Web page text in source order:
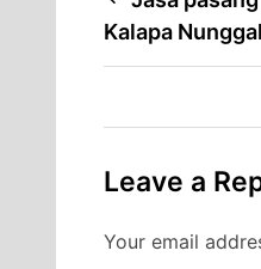
navigation
Kalapa
Leave a
Your email